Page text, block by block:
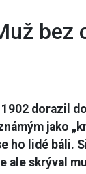
bez
dorazil
jako
ho lidé báli.
ale skrýval